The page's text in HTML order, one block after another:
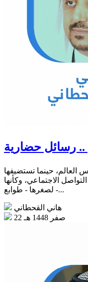
.. رسائل حضارية
العالم، حينما تستضيفها
التواصل الاجتماعي، وكأنها
- لصغرها - طوابع...
هاني القحطاني
22 صفر 1448 هـ